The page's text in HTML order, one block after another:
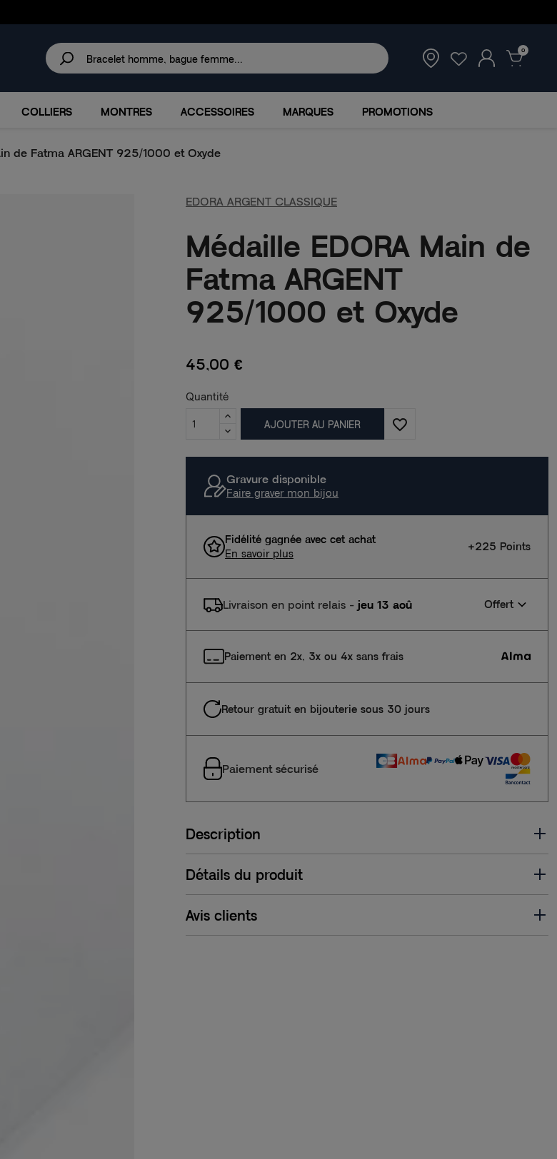
PROMOTIONS
0
COLLIERS MONTRES ACCESSOIRES MARQUES PROMOTIONS
de Fatma ARGENT 925/1000 et Oxyde
EDORA ARGENT CLASSIQUE
Médaille EDORA Main de
Fatma ARGENT
925/1000 et Oxyde
45,00 €
Quantité
AJOUTER AU PANIER favorite_border
Gravure disponible
Faire graver mon bijou
Fidélité gagnée avec cet achat
En savoir plus
+225 Points
Livraison en point relais- jeu 13 aoû Offert
Paiement en 2x, 3x ou 4x sans frais
Retour gratuit en bijouterie sous 30 jours
Paiement sécurisé
Description
Détails du produit
Avis clients